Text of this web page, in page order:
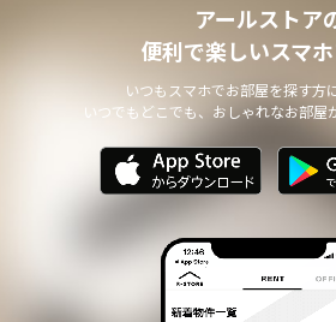
アールストア
便利で楽しいスマ
いつもスマホでお部屋を探す方
いつでもどこでも、おしゃれなお部屋